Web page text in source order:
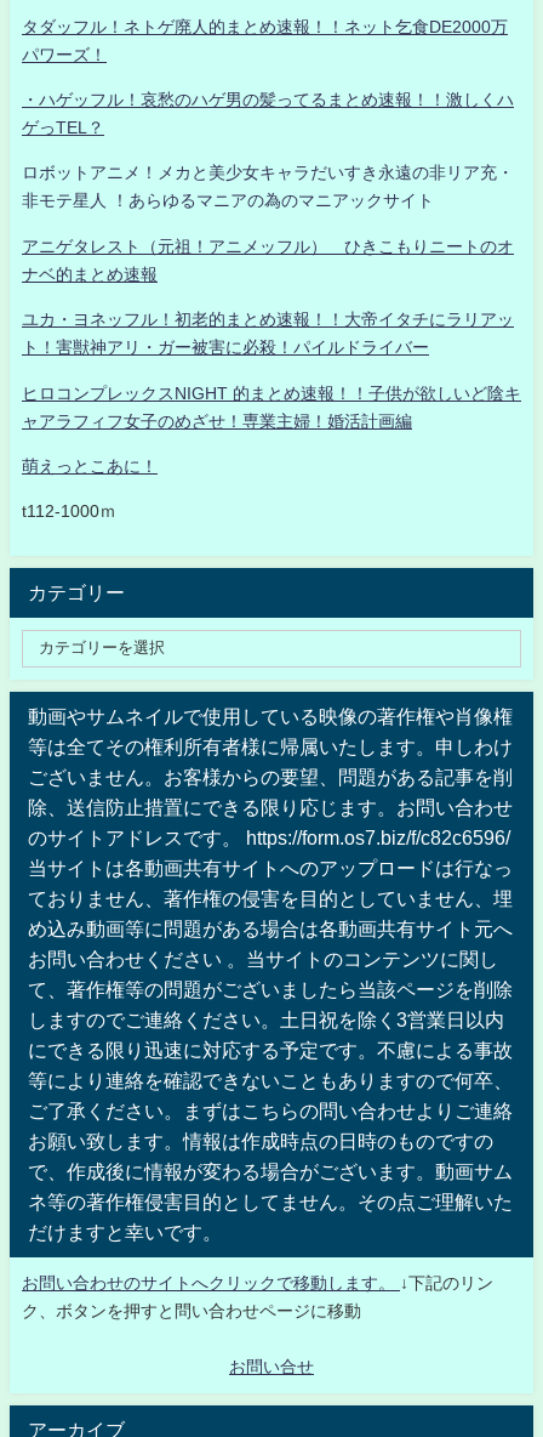
タダッフル！ネトゲ廃人的まとめ速報！！ネット乞食DE2000万
パワーズ！
・ハゲッフル！哀愁のハゲ男の髪ってるまとめ速報！！激しくハ
ゲっTEL？
ロボットアニメ！メカと美少女キャラだいすき永遠の非リア充・
非モテ星人 ！あらゆるマニアの為のマニアックサイト
アニゲタレスト（元祖！アニメッフル） ひきこもりニートのオ
ナベ的まとめ速報
ユカ・ヨネッフル！初老的まとめ速報！！大帝イタチにラリアッ
ト！害獣神アリ・ガー被害に必殺！パイルドライバー
ヒロコンプレックスNIGHT 的まとめ速報！！子供が欲しいど陰キ
ャアラフィフ女子のめざせ！専業主婦！婚活計画編
萌えっとこあに！
t112-1000ｍ
カテゴリー
動画やサムネイルで使用している映像の著作権や肖像権
等は全てその権利所有者様に帰属いたします。申しわけ
ございません。お客様からの要望、問題がある記事を削
除、送信防止措置にできる限り応じます。お問い合わせ
のサイトアドレスです。 https://form.os7.biz/f/c82c6596/
当サイトは各動画共有サイトへのアップロードは行なっ
ておりません、著作権の侵害を目的としていません、埋
め込み動画等に問題がある場合は各動画共有サイト元へ
お問い合わせください 。当サイトのコンテンツに関し
て、著作権等の問題がございましたら当該ページを削除
しますのでご連絡ください。土日祝を除く3営業日以内
にできる限り迅速に対応する予定です。不慮による事故
等により連絡を確認できないこともありますので何卒、
ご了承ください。まずはこちらの問い合わせよりご連絡
お願い致します。情報は作成時点の日時のものですの
で、作成後に情報が変わる場合がございます。動画サム
ネ等の著作権侵害目的としてません。その点ご理解いた
だけますと幸いです。
お問い合わせのサイトへクリックで移動します。
↓下記のリン
ク、ボタンを押すと問い合わせページに移動
お問い合せ
アーカイブ